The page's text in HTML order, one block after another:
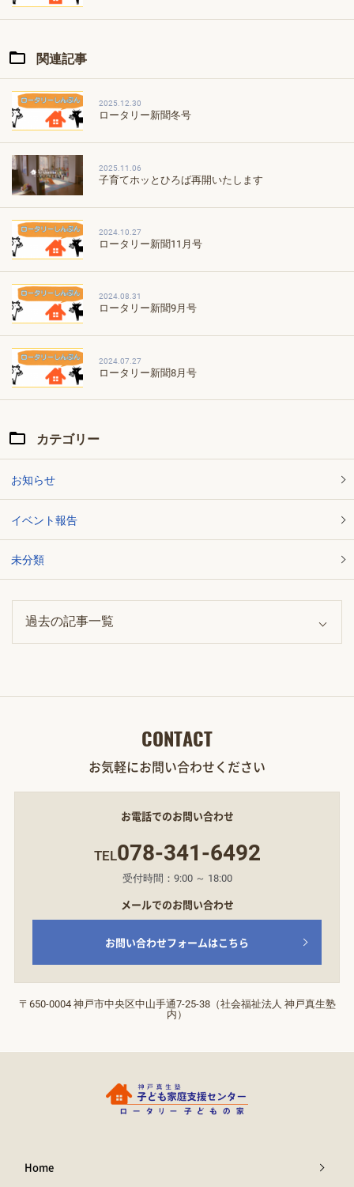
関連記事
2025.12.30
ロータリー新聞冬号
2025.11.06
子育てホッとひろば再開いたします
2024.10.27
ロータリー新聞11月号
2024.08.31
ロータリー新聞9月号
2024.07.27
ロータリー新聞8月号
カテゴリー
お知らせ
イベント報告
未分類
CONTACT
お気軽にお問い合わせください
お電話でのお問い合わせ
TEL078-341-6492
受付時間：9:00 ～ 18:00
メールでのお問い合わせ
お問い合わせフォームはこちら
〒650-0004 神戸市中央区中山手通7‐25‐38（社会福祉法人 神戸真生塾
内）
Home